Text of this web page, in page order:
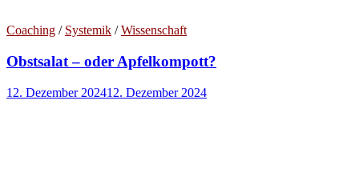
Coaching / Systemik /Wissenschaft
Obstsalat – oder Apfelkompott?
12. Dezember 202412. Dezember 2024